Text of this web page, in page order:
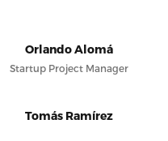
Orlando Alomá
Startup Project Manager
Tomás Ramírez